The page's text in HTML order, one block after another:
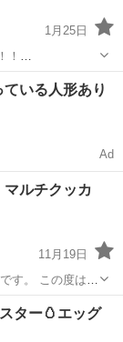
1月25日
！
cb-a-
ている人形あり
Ad
ルチクッカ
11月19日
します お取
商品
ター🥚エッグ